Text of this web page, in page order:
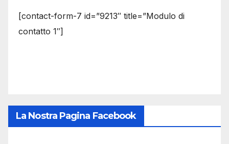
[contact-form-7 id=”9213″ title=”Modulo di
contatto 1″]
La Nostra Pagina Facebook